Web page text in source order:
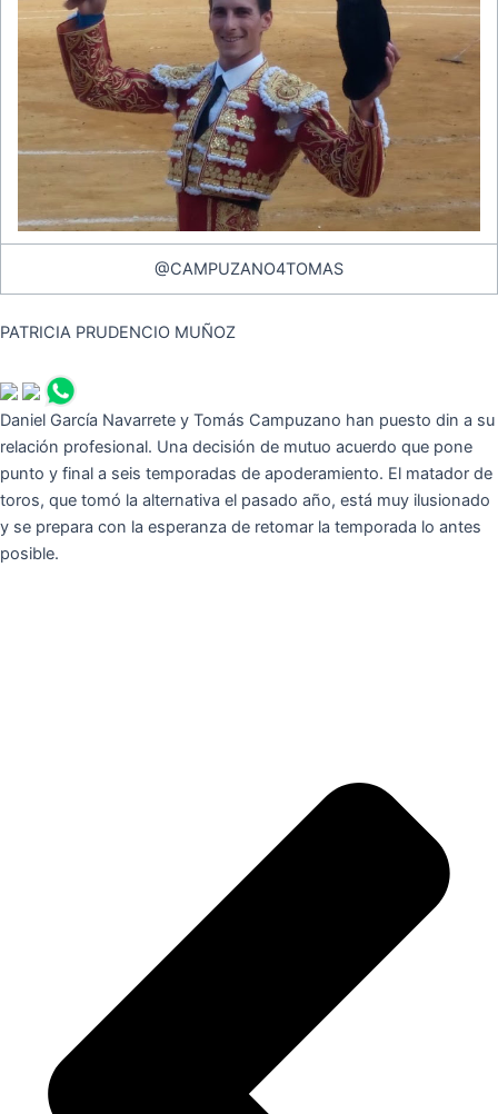
@CAMPUZANO4TOMAS
PATRICIA PRUDENCIO MUÑOZ
Daniel García Navarrete y Tomás Campuzano han puesto din a su
relación profesional. Una decisión de mutuo acuerdo que pone
punto y final a seis temporadas de apoderamiento. El matador de
toros, que tomó la alternativa el pasado año, está muy ilusionado
y se prepara con la esperanza de retomar la temporada lo antes
posible.